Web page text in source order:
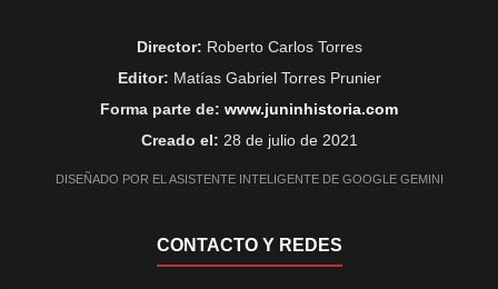
Director: Roberto Carlos Torres
Editor: Matías Gabriel Torres Prunier
Forma parte de: www.juninhistoria.com
Creado el: 28 de julio de 2021
DISEÑADO POR EL ASISTENTE INTELIGENTE DE GOOGLE GEMINI
CONTACTO Y REDES